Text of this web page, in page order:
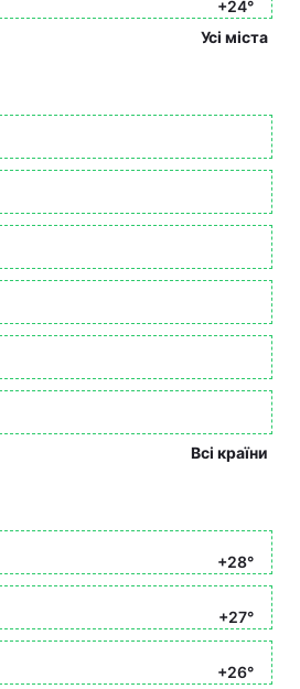
+24°
Усі міста
Всі країни
+28°
+27°
+26°